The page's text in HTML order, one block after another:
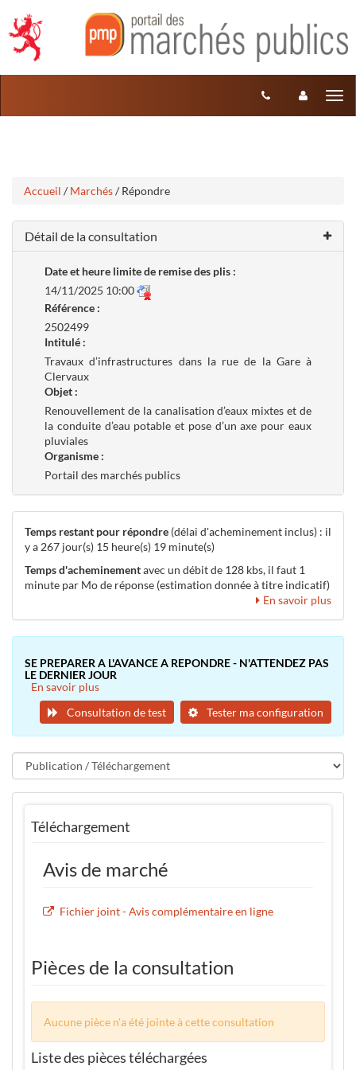
contenu
Accueil / Marchés/ Répondre
Détail de la consultation
Date et heure limite de remise des plis :
14/11/2025 10:00
Référence :
2502499
Intitulé :
Travaux d’infrastructures dans la rue de la Gare à
Clervaux
Objet :
Renouvellement de la canalisation d’eaux mixtes et de
la conduite d’eau potable et pose d’un axe pour eaux
pluviales
Organisme :
Portail des marchés publics
Temps restant pour répondre (délai d'acheminement inclus) : il
y a 267 jour(s) 15 heure(s) 19 minute(s)
Temps d'acheminementavec un débit de 128 kbs, il faut 1
minute par Mo de réponse (estimation donnée à titre indicatif)
En savoir plus
SE PREPARER A L'AVANCE A REPONDRE - N'ATTENDEZ PAS
LE DERNIER JOUR
En savoir plus
Tester ma configuration
Consultation de test
Téléchargement
Avis de marché
Fichier joint - Avis complémentaire en ligne
Pièces de la consultation
Aucune pièce n'a été jointe à cette consultation
Liste des pièces téléchargées